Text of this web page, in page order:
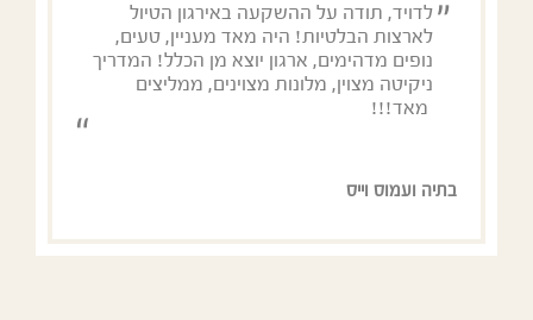
לדויד, תודה על ההשקעה באירגון הטיול
לארצות הבלטיות! היה מאד מעניין, טעים,
נופים מדהימים, ארגון יוצא מן הכלל! המדריך
ניקיטה מצוין, מלונות מצוינים, ממליצים
מאד!!!
בתיה ועמוס וייס